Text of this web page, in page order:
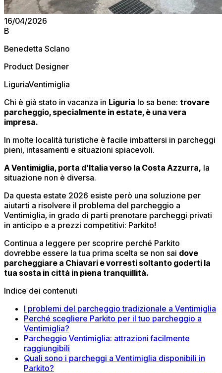
16/04/2026
B
Benedetta Sclano
Product Designer
LiguriaVentimiglia
Chi è già stato in vacanza in Liguria lo sa bene: trovare
parcheggio, specialmente in estate, è una vera
impresa.
In molte località turistiche è facile imbattersi in parcheggi
pieni, intasamenti e situazioni spiacevoli.
A Ventimiglia, porta d'Italia verso la Costa Azzurra, la
situazione non è diversa.
Da questa estate 2026 esiste però una soluzione per
aiutarti a risolvere il problema del parcheggio a
Ventimiglia, in grado di parti prenotare parcheggi privati
in anticipo e a prezzi competitivi: Parkito!
Continua a leggere per scoprire perché Parkito
dovrebbe essere la tua prima scelta se non sai dove
parcheggiare a Chiavari e vorresti soltanto goderti la
tua sosta in città in piena tranquillità.
Indice dei contenuti
I problemi del parcheggio tradizionale a Ventimiglia
Perché scegliere Parkito per il tuo parcheggio a
Ventimiglia?
Parcheggio Ventimiglia: attrazioni facilmente
raggiungibili
Quali sono i parcheggi a Ventimiglia disponibili in
Parkito?